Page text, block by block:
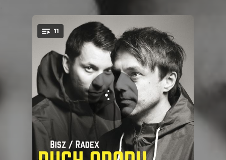
You're all set!
11